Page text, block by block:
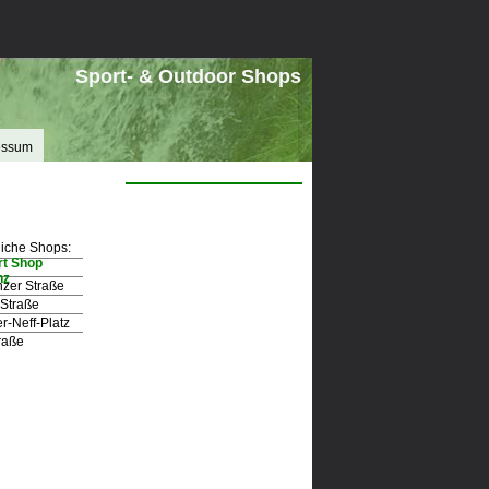
Sport- & Outdoor Shops
Shops:
Shop
Straße
Neff-Platz